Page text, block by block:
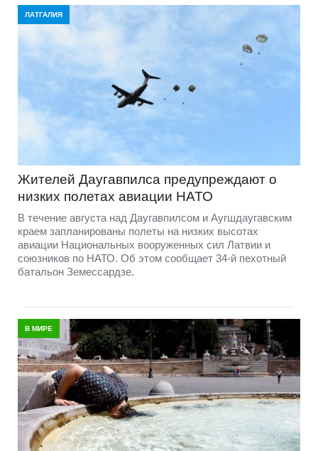
ЛАТГАЛИЯ
Жителей Даугавпилса предупреждают о
низких полетах авиации НАТО
В течение августа над Даугавпилсом и Аугшдаугавским
краем запланированы полеты на низких высотах
авиации Национальных вооруженных сил Латвии и
союзников по НАТО. Об этом сообщает 34-й пехотный
батальон Земессардзе.
В МИРЕ